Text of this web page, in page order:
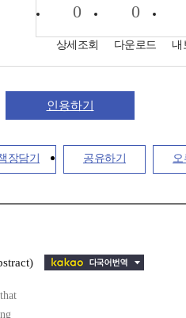
0
상세조회
0
다운로드 내
인용하기
장담기 공유하기 오